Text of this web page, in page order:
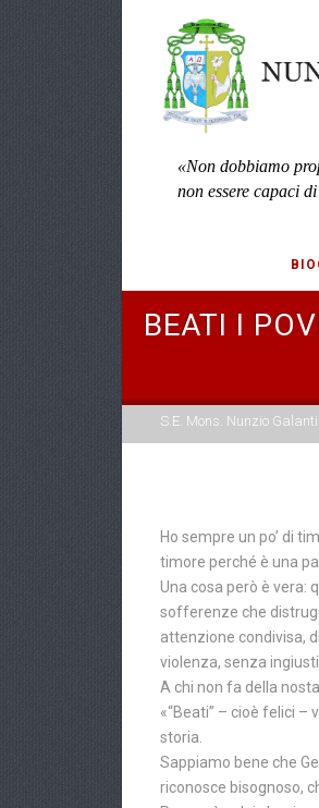
«Non dobbiamo
non essere capaci
BEATI I
S.E. Mons. Nunzio
Ho sempre un po’ di
timore perché è una
Una cosa però è vera:
sofferenze che
attenzione condivisa,
violenza, senza
A chi non fa della
«“Beati” – cioè felici –
storia.
Sappiamo bene che
riconosce bisognoso,